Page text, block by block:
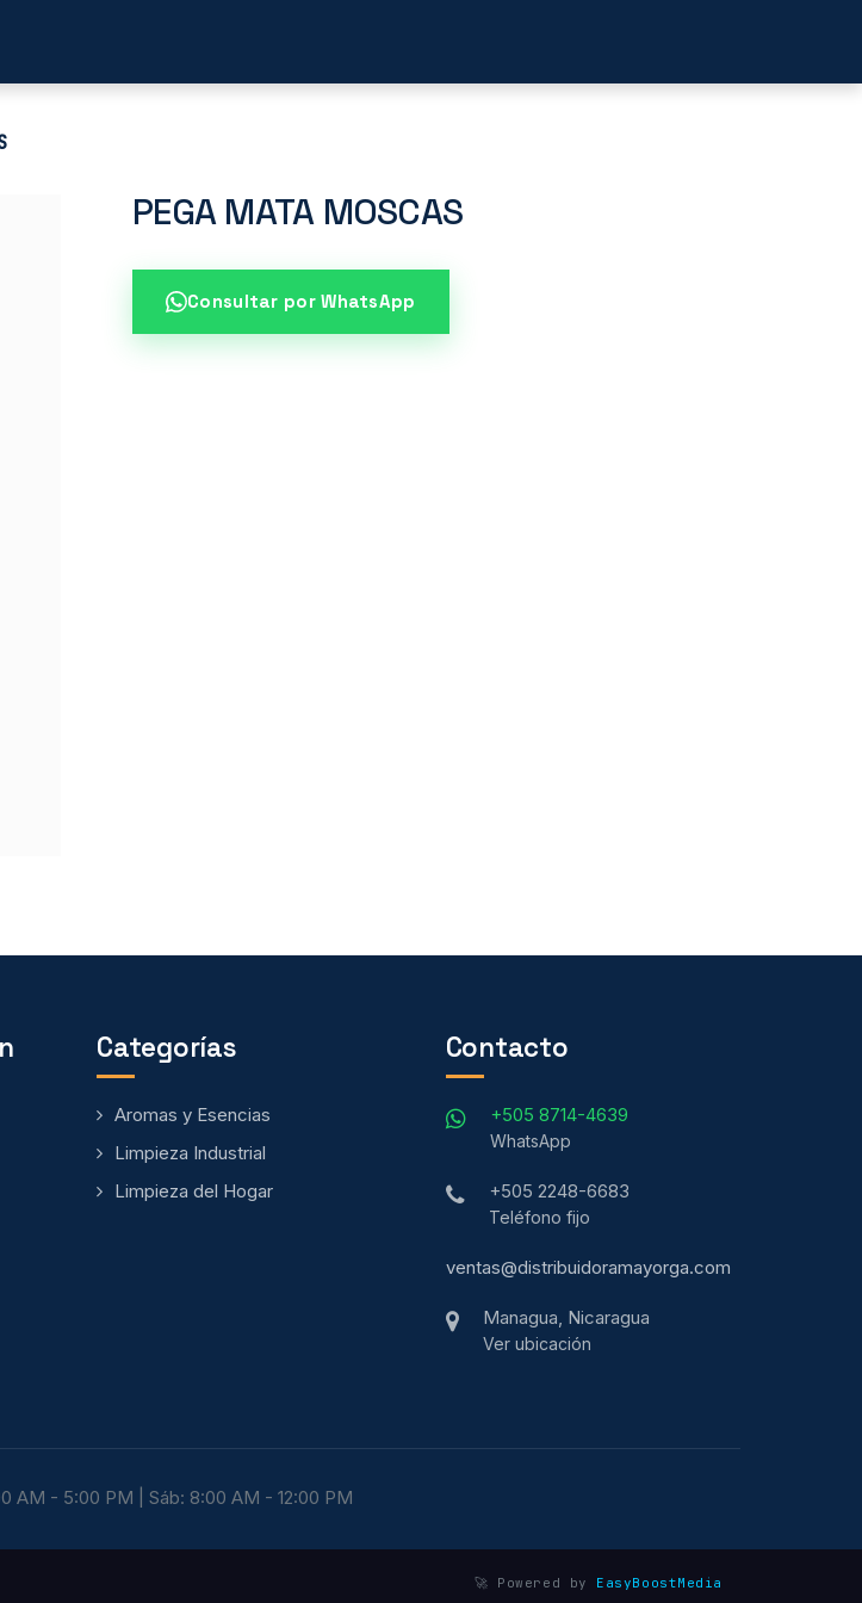
PEGA MATA MOSCAS
Consultar por WhatsApp
Categorías
Aromas y Esencias
Limpieza Industrial
Limpieza del Hogar
Contacto
+505 8714-4639
WhatsApp
+505 2248-6683
Teléfono fijo
ventas@distribuidoramayorga.com
Managua, Nicaragua
Ver ubicación
AM - 5:00 PM | Sáb: 8:00 AM - 12:00 PM
🚀 Powered by EasyBoostMedia